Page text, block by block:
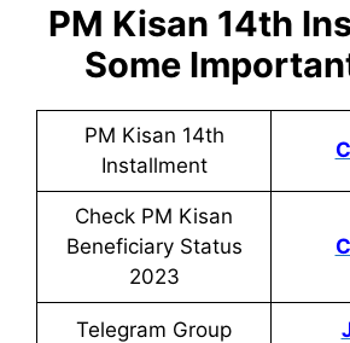
PM Kisan 14th
Some
PM Kisan 14th
Installment
Check PM Kisan
Beneficiary Status
2023
Telegram Group